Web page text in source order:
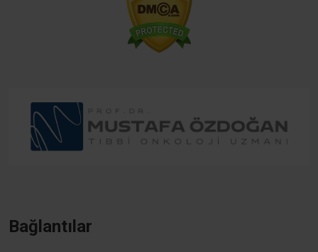
Bağlantılar